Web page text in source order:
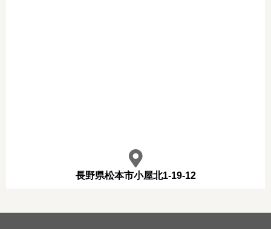
長野県松本市小屋北1-19-12